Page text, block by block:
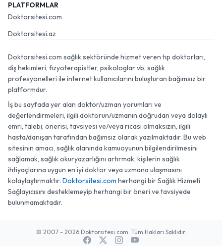
PLATFORMLAR
Doktorsitesi.com
Doktorsitesi.az
Doktorsitesi.com sağlık sektöründe hizmet veren tıp doktorları,
diş hekimleri, fizyoterapistler, psikologlar vb. sağlık
profesyonelleri ile internet kullanıcılarını buluşturan bağımsız bir
platformdur.
İş bu sayfada yer alan doktor/uzman yorumları ve
değerlendirmeleri, ilgili doktorun/uzmanın doğrudan veya dolaylı
emri, talebi, önerisi, tavsiyesi ve/veya ricası olmaksızın, ilgili
hasta/danışan tarafından bağımsız olarak yazılmaktadır. Bu web
sitesinin amacı, sağlık alanında kamuoyunun bilgilendirilmesini
sağlamak, sağlık okuryazarlığını artırmak, kişilerin sağlık
ihtiyaçlarına uygun en iyi doktor veya uzmana ulaşmasını
kolaylaştırmaktır. Doktorsitesi.com herhangi bir Sağlık Hizmeti
Sağlayıcısını desteklemeyip herhangi bir öneri ve tavsiyede
bulunmamaktadır.
© 2007 - 2026 Doktorsitesi.com. Tüm Hakları Saklıdır.